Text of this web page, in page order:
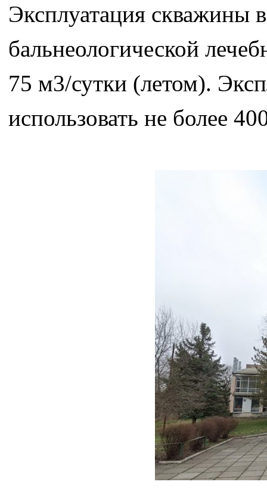
Эксплуатация скважины
бальнеологической
75 м3/сутки (летом).
использовать не более